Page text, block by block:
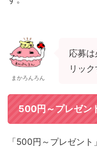
まかろんろん
応募
リッ
500円～プレゼン
「500円～プレゼン